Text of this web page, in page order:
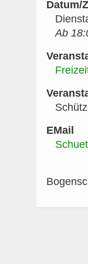
Datum/
Ab
EMail